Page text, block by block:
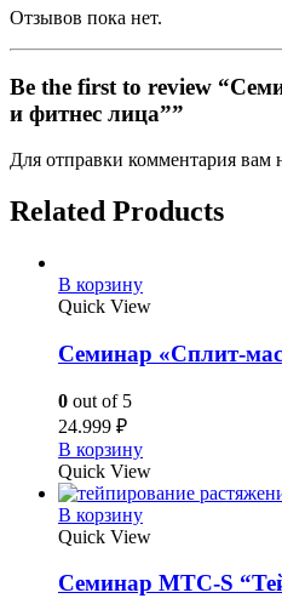
Отзывов пока нет.
Be the first to review
и фитнес лица””
Для отправки комментария вам
Related Products
В корзину
Quick View
Семинар «Сплит-
0 out of 5
24.999 ₽
В корзину
Quick View
В корзину
Quick View
Семинар MTC-S